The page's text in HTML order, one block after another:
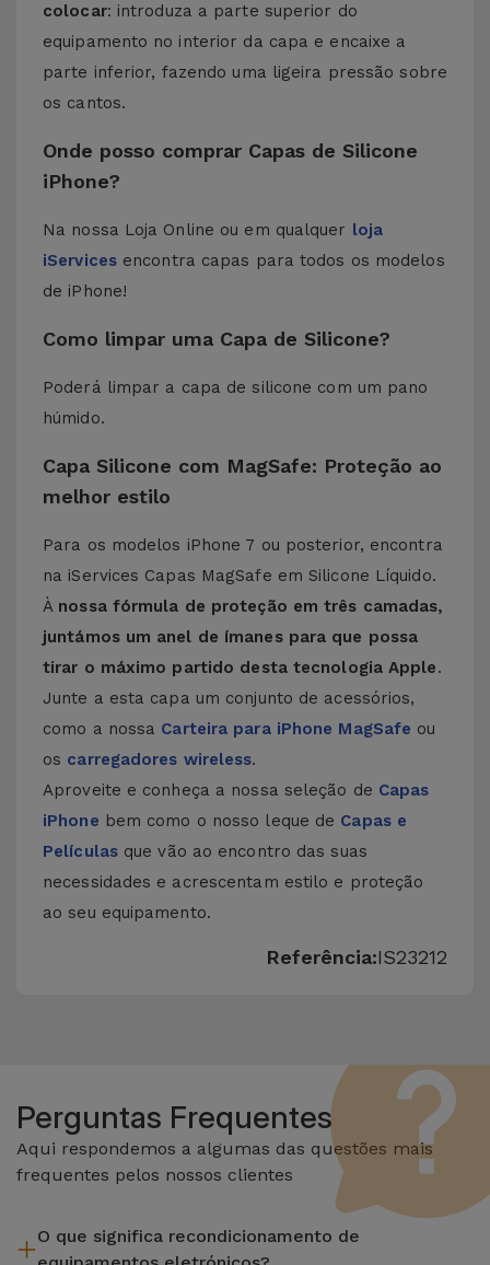
colocar: introduza a parte superior do
equipamento no interior da capa e encaixe a
parte inferior, fazendo uma ligeira pressão sobre
os cantos.
Onde posso comprar Capas de Silicone
iPhone?
Na nossa Loja Online ou em qualquer loja
iServicesencontra capas para todos os modelos
de iPhone!
Como limpar uma Capa de Silicone?
Poderá limpar a capa de silicone com um pano
húmido.
Capa Silicone com MagSafe: Proteção ao
melhor estilo
Para os modelos iPhone 7 ou posterior, encontra
na iServices Capas MagSafe em Silicone Líquido.
À nossa fórmula de proteção em três camadas,
juntámos um anel de ímanes para que possa
tirar o máximo partido desta tecnologia Apple.
Junte a esta capa um conjunto de acessórios,
como a nossa Carteira para iPhone MagSafe ou
os carregadores wireless.
Aproveite e conheça a nossa seleção de Capas
iPhone bem como o nosso leque de Capas e
Películasque vão ao encontro das suas
necessidades e acrescentam estilo e proteção
ao seu equipamento.
Referência:IS23212
Perguntas Frequentes
Aqui respondemos a algumas das questões mais
frequentes pelos nossos clientes
O que significa recondicionamento de